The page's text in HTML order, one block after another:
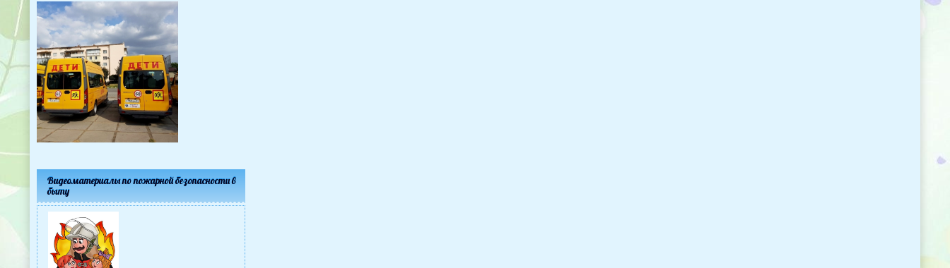
Видеоматериалы по пожарной безопасности в
быту